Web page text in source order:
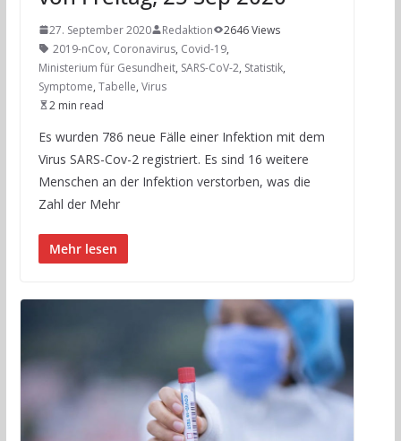
27. September 2020 Redaktion
2646 Views
2019-nCov, Coronavirus, Covid-19,
Ministerium für Gesundheit, SARS-CoV-2, Statistik,
Symptome, Tabelle, Virus
2 min read
Es wurden 786 neue Fälle einer Infektion mit dem
Virus SARS-Cov-2 registriert. Es sind 16 weitere
Menschen an der Infektion verstorben, was die
Zahl der Mehr
Mehr lesen